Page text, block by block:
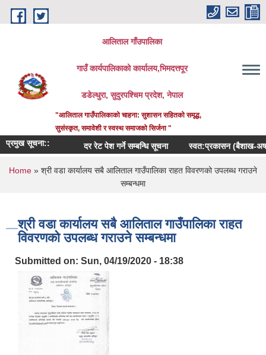
Skip to main content
आलिताल गाँउपालिका
गाउँ कार्यपालिकाको कार्यालय,भिमदत्तपूर
डडेल्धुरा, सुदुरपश्चिम प्रदेश, नेपाल
"आलिताल गाउँपालिकाको चाहना: सुशासन सहितको समृद्ध,
सुसंस्कृत, समावेशी र स्वस्थ समाजको सिर्जना "
प्रमुख सूचना:: दर रेट पेश गर्ने सम्बन्धि सूचना स्वत:प्रकासन (बैशाख-अषाढ)
You are here
Home » श्री वडा कार्यालय सबै आलिताल गाउँपालिका राहत विवरणको उपलब्ध गराउने
सम्बन्धमा
श्री वडा कार्यालय सबै आलिताल गाउँपालिका राहत
विवरणको उपलब्ध गराउने सम्बन्धमा
Submitted on: Sun, 04/19/2020 - 18:38